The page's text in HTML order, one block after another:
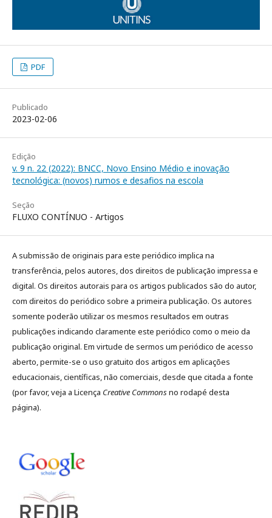
PDF
Publicado
2023-02-06
Edição
v. 9 n. 22 (2022): BNCC, Novo Ensino Médio e inovação
tecnológica: (novos) rumos e desafios na escola
Seção
FLUXO CONTÍNUO - Artigos
A submissão de originais para este periódico implica na
transferência, pelos autores, dos direitos de publicação impressa e
digital. Os direitos autorais para os artigos publicados são do autor,
com direitos do periódico sobre a primeira publicação. Os autores
somente poderão utilizar os mesmos resultados em outras
publicações indicando claramente este periódico como o meio da
publicação original. Em virtude de sermos um periódico de acesso
aberto, permite-se o uso gratuito dos artigos em aplicações
educacionais, científicas, não comerciais, desde que citada a fonte
(por favor, veja a Licença Creative Commonsno rodapé desta
página).